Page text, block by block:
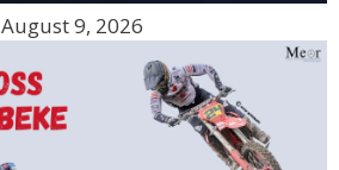
August 9, 2026